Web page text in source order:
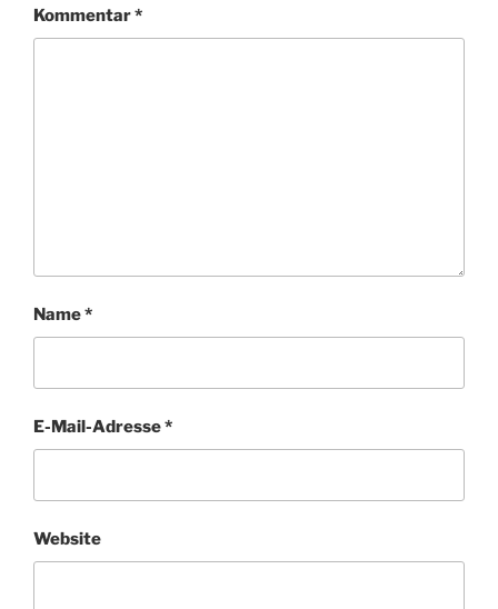
Kommentar*
Name*
E-Mail-Adresse*
Website